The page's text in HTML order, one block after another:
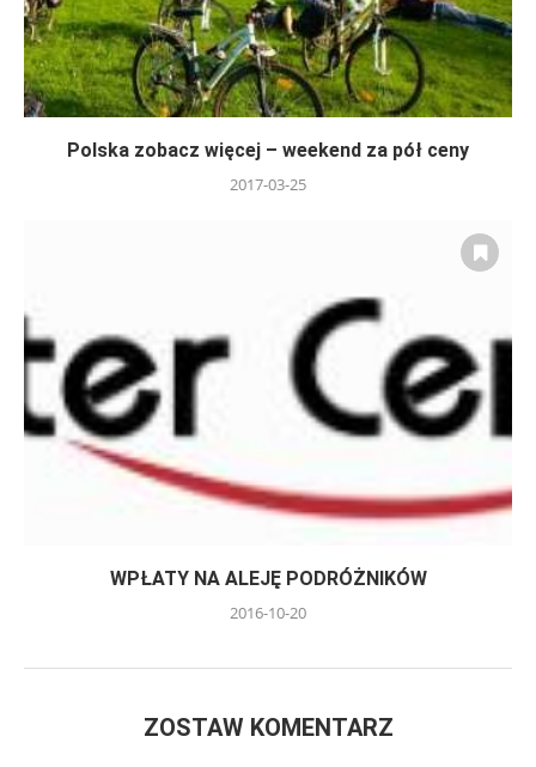
Polska zobacz więcej – weekend za pół ceny
2017-03-25
WPŁATY NA ALEJĘ PODRÓŻNIKÓW
2016-10-20
ZOSTAW KOMENTARZ